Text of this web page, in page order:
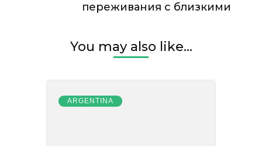
переживания с близкими
You may also like...
ARGENTINA